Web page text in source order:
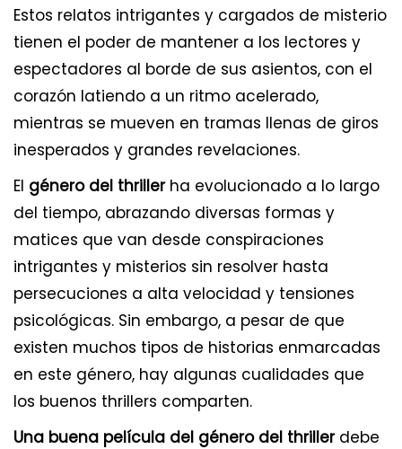
Estos relatos intrigantes y cargados de misterio
tienen el poder de mantener a los lectores y
espectadores al borde de sus asientos, con el
corazón latiendo a un ritmo acelerado,
mientras se mueven en tramas llenas de giros
inesperados y grandes revelaciones.
El género del thrillerha evolucionado a lo largo
del tiempo, abrazando diversas formas y
matices que van desde conspiraciones
intrigantes y misterios sin resolver hasta
persecuciones a alta velocidad y tensiones
psicológicas. Sin embargo, a pesar de que
existen muchos tipos de historias enmarcadas
en este género, hay algunas cualidades que
los buenos thrillers comparten.
Una buena película del género del thrillerdebe